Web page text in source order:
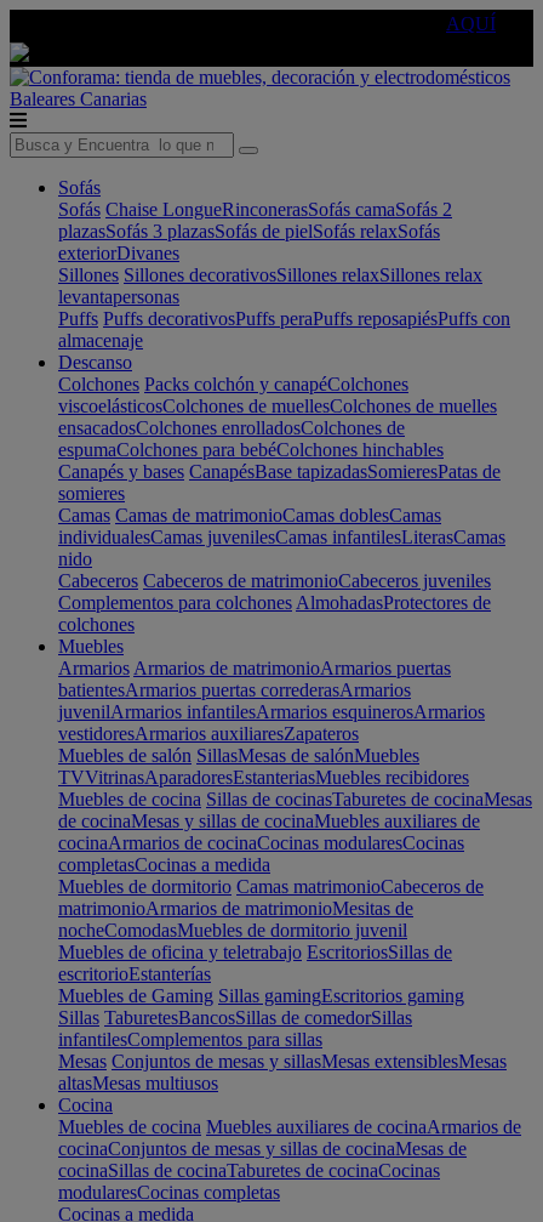
AQUÍ
Baleares Canarias
Sofás
Sofás Chaise LongueRinconerasSofás camaSofás 2
plazasSofás 3 plazasSofás de pielSofás relaxSofás
exteriorDivanes
Sillones Sillones decorativosSillones relaxSillones relax
levantapersonas
Puffs Puffs decorativosPuffs peraPuffs reposapiésPuffs con
almacenaje
Descanso
Colchones Packs colchón y canapéColchones
viscoelásticosColchones de muellesColchones de muelles
ensacadosColchones enrolladosColchones de
espumaColchones para bebéColchones hinchables
Canapés y bases CanapésBase tapizadasSomieresPatas de
somieres
Camas Camas de matrimonioCamas doblesCamas
individualesCamas juvenilesCamas infantilesLiterasCamas
nido
Cabeceros Cabeceros de matrimonioCabeceros juveniles
Complementos para colchones AlmohadasProtectores de
colchones
Muebles
Armarios Armarios de matrimonioArmarios puertas
batientesArmarios puertas correderasArmarios
juvenilArmarios infantilesArmarios esquinerosArmarios
vestidoresArmarios auxiliaresZapateros
Muebles de salón SillasMesas de salónMuebles
TVVitrinasAparadoresEstanteriasMuebles recibidores
Muebles de cocina Sillas de cocinasTaburetes de cocinaMesas
de cocinaMesas y sillas de cocinaMuebles auxiliares de
cocinaArmarios de cocinaCocinas modularesCocinas
completasCocinas a medida
Muebles de dormitorio Camas matrimonioCabeceros de
matrimonioArmarios de matrimonioMesitas de
nocheComodasMuebles de dormitorio juvenil
Muebles de oficina y teletrabajo EscritoriosSillas de
escritorioEstanterías
Muebles de Gaming Sillas gamingEscritorios gaming
Sillas TaburetesBancosSillas de comedorSillas
infantilesComplementos para sillas
Mesas Conjuntos de mesas y sillasMesas extensiblesMesas
altasMesas multiusos
Cocina
Muebles de cocina Muebles auxiliares de cocinaArmarios de
cocinaConjuntos de mesas y sillas de cocinaMesas de
cocinaSillas de cocinaTaburetes de cocinaCocinas
modularesCocinas completas
Cocinas a medida